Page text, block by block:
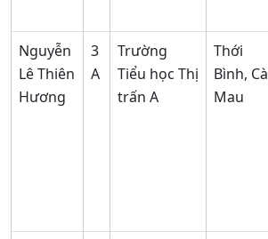
Nguyễn
Lê Thiên
Hương
3
A
Trường
Tiểu học Thị
trấn A
Thới
Bình, Cà
Mau